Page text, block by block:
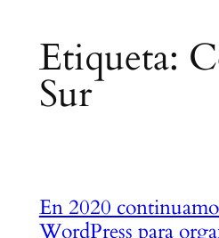
Etiqueta:
Sur
En 2020
WordPress para